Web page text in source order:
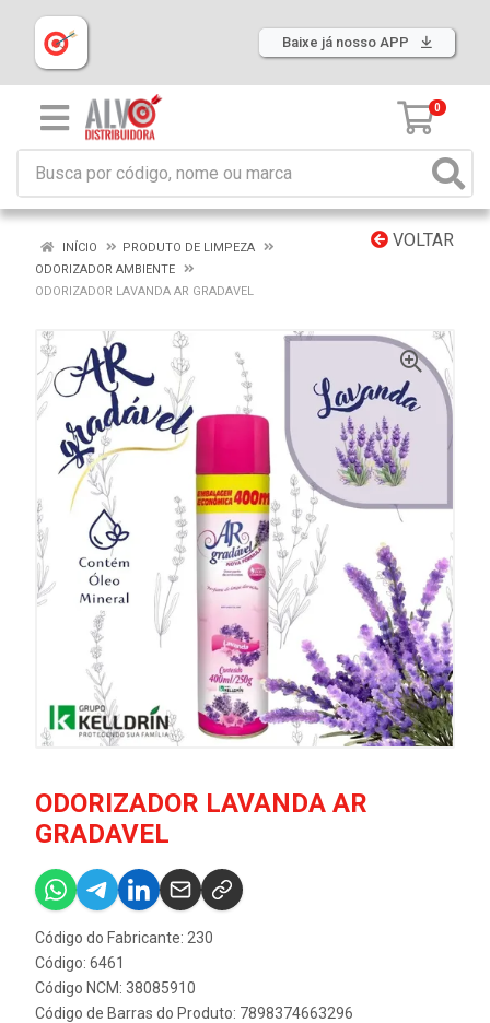
Baixe já nosso APP
0
VOLTAR
INÍCIO
PRODUTO DE LIMPEZA
ODORIZADOR AMBIENTE
ODORIZADOR LAVANDA AR GRADAVEL
ODORIZADOR LAVANDA AR
GRADAVEL
Código do Fabricante: 230
Código: 6461
Código NCM: 38085910
Código de Barras do Produto: 7898374663296